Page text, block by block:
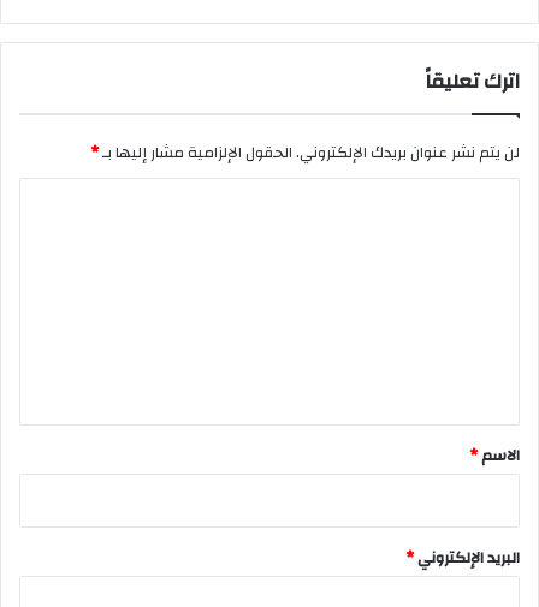
اترك تعليقاً
لن يتم نشر عنوان بريدك الإلكتروني.الحقول الإلزامية مشار إليها بـ*
*
الاسم*
البريد الإلكتروني*